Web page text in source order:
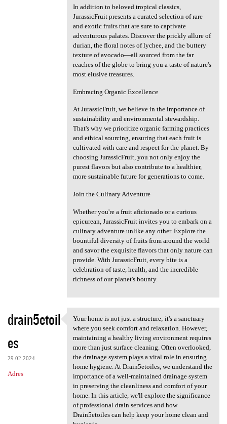
In addition to beloved tropical classics,
JurassicFruit presents a curated selection of rare
and exotic fruits that are sure to captivate
adventurous palates. Discover the prickly allure of
durian, the floral notes of lychee, and the buttery
texture of avocado—all sourced from the far
reaches of the globe to bring you a taste of nature's
most elusive treasures.
Embracing Organic Excellence
At JurassicFruit, we believe in the importance of
sustainability and environmental stewardship.
That's why we prioritize organic farming practices
and ethical sourcing, ensuring that each fruit is
cultivated with care and respect for the planet. By
choosing JurassicFruit, you not only enjoy the
purest flavors but also contribute to a healthier,
more sustainable future for generations to come.
Join the Culinary Adventure
Whether you're a fruit aficionado or a curious
epicurean, JurassicFruit invites you to embark on a
culinary adventure unlike any other. Explore the
bountiful diversity of fruits from around the world
and savor the exquisite flavors that only nature can
provide. With JurassicFruit, every bite is a
celebration of taste, health, and the incredible
richness of our planet's bounty.
drain5etoil
es
29.02.2024
Adres
Your home is not just a
Your home is not just a structure; it's a sanctuary
where you seek comfort and relaxation. However,
maintaining a healthy living environment requires
more than just surface cleaning. Often overlooked,
the drainage system plays a vital role in ensuring
home hygiene. At Drain5etoiles, we understand the
importance of a well-maintained drainage system
in preserving the cleanliness and comfort of your
home. In this article, we'll explore the significance
of professional drain services and how
Drain5etoiles can help keep your home clean and